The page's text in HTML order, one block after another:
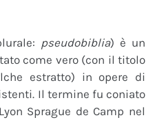
pseudobiblia) è un
come vero (con il titolo
estratto) in opere di
Il termine fu coniato
Sprague de Camp nel